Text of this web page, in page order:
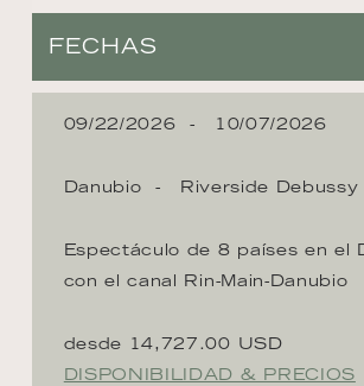
FECHAS
09/22/2026 10/07/2026
Danubio Riverside Debussy
Espectáculo de 8 países en el
con el canal Rin-Main-Danubio
desde 14,727.00 USD
DISPONIBILIDAD & PRECIOS